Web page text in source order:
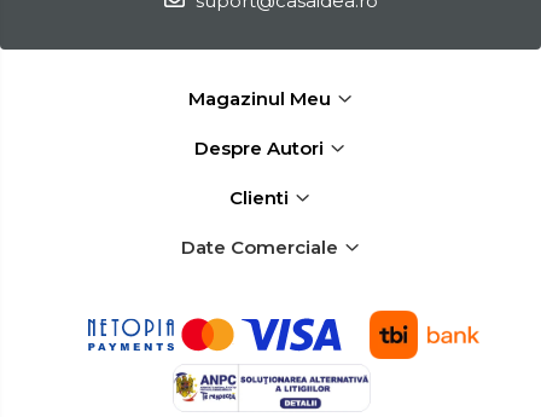
Magazinul Meu
Despre Autori
Clienti
Date Comerciale